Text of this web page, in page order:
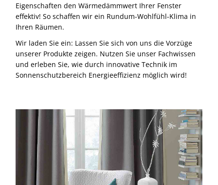
Eigenschaften den Wärmedämmwert Ihrer Fenster
effektiv! So schaffen wir ein Rundum-Wohlfühl-Klima in
Ihren Räumen.
Wir laden Sie ein: Lassen Sie sich von uns die Vorzüge
unserer Produkte zeigen. Nutzen Sie unser Fachwissen
und erleben Sie, wie durch innovative Technik im
Sonnenschutzbereich Energieeffizienz möglich wird!